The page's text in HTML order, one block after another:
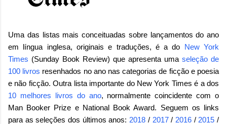
Uma das listas mais conceituadas sobre lançamentos do ano
em língua inglesa, originais e traduções, é a do New York
Times (Sunday Book Review) que apresenta uma seleção de
100 livros resenhados no ano nas categorias de ficção e poesia
e não ficção. Outra lista importante do New York Times é a dos
10 melhores livros do ano, normalmente coincidente com o
Man Booker Prize e National Book Award. Seguem os links
para as seleções dos últimos anos: 2018 / 2017/ 2016/ 2015 /